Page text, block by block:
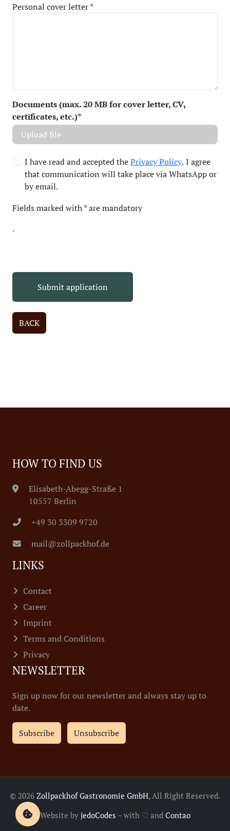
Personal cover letter *
Documents (max. 20 MB for cover letter, CV,
certificates, etc.)*
Upload file
I have read and accepted thePrivacy Policy. I agree
that communication will take place via WhatsApp or
by email.
Fields marked with*are mandatory
.
Submit application
BACK
HOW TO FIND US
Elisabeth-Abegg-Straße 1
10557 Berlin
+49 30 3309 9720
mail@zollpackhof.de
LINKS
Contact
Career
Imprint
Terms and Conditions
Privacy
NEWSLETTER
Sign up now for our newsletter and always stay up to
date.
Subscribe Unsubscribe
© 2026 Zollpackhof Gastronomie GmbH, All Right Reserved.
Website by jedoCodes – with ♡ and Contao